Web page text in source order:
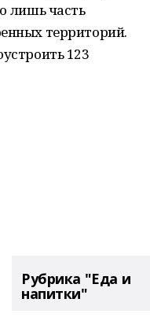
лишь часть
территорий.
123
Рубрика "Еда и
напитки"